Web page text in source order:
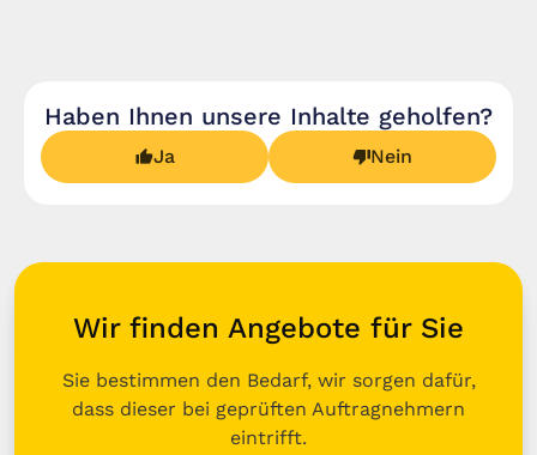
Haben Ihnen unsere Inhalte geholfen?
Ja Nein
Wir finden Angebote für Sie
Sie bestimmen den Bedarf, wir sorgen dafür,
dass dieser bei geprüften Auftragnehmern
eintrifft.